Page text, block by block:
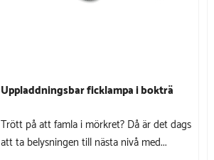
Uppladdningsbar ficklampa i bokträ
Trött på att famla i mörkret? Då är det dags
att ta belysningen till nästa nivå med...